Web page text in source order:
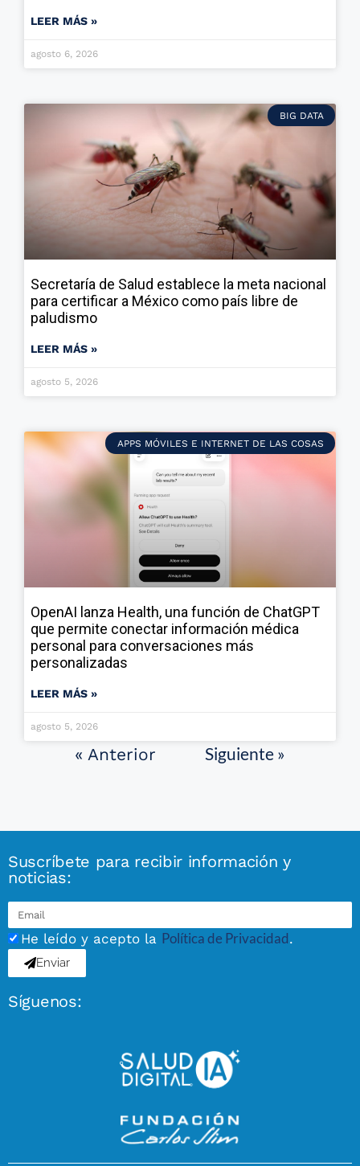
LEER MÁS »
agosto 6, 2026
BIG DATA
Secretaría de Salud establece la meta nacional
para certificar a México como país libre de
paludismo
LEER MÁS »
agosto 5, 2026
APPS MÓVILES E INTERNET DE LAS COSAS
OpenAI lanza Health, una función de ChatGPT
que permite conectar información médica
personal para conversaciones más
personalizadas
LEER MÁS »
agosto 5, 2026
« Anterior Siguiente »
Suscríbete para recibir información y
noticias:
He leído y acepto la Política de Privacidad.
Enviar
Síguenos: